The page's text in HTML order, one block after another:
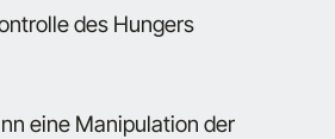
des Hungers
eine Manipulation der